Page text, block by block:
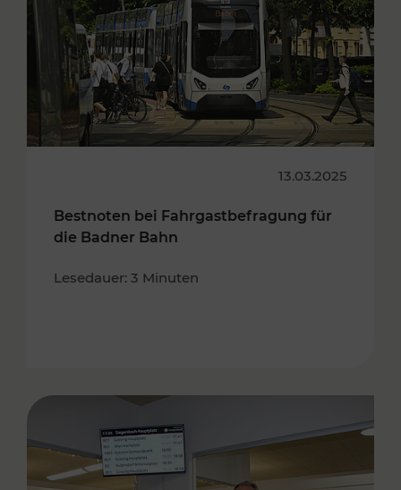
13.03.2025
Bestnoten bei Fahrgastbefragung für
die Badner Bahn
Lesedauer: 3 Minuten